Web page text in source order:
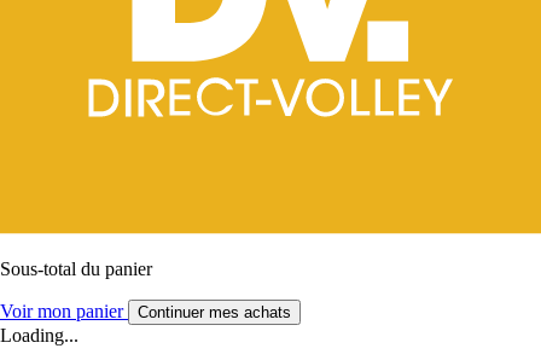
Sous-total du panier
Voir mon panier Continuer mes achats
Loading...